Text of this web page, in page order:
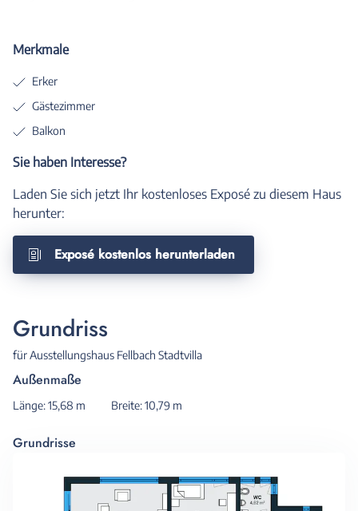
Merkmale
Erker
Gästezimmer
Balkon
Sie haben Interesse?
Laden Sie sich jetzt Ihr kostenloses Exposé zu diesem Haus
herunter:
Exposé kostenlos herunterladen
Grundriss
für Ausstellungshaus Fellbach Stadtvilla
Außenmaße
Länge: 15,68 m Breite: 10,79 m
Grundrisse